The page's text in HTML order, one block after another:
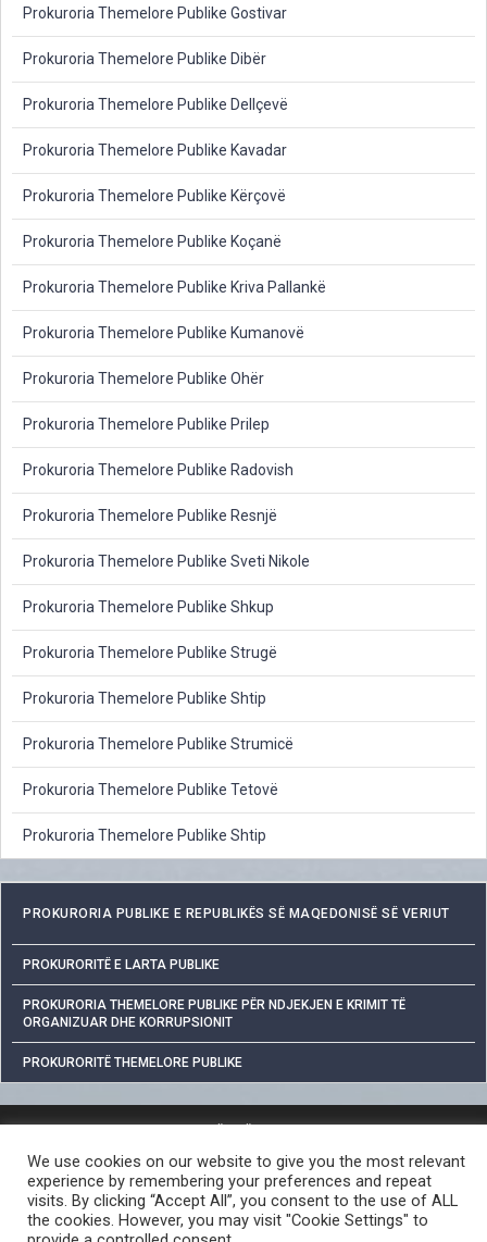
Prokuroria Themelore Publike Gostivar
Prokuroria Themelore Publike Dibër
Prokuroria Themelore Publike Dellçevë
Prokuroria Themelore Publike Kavadar
Prokuroria Themelore Publike Kërçovë
Prokuroria Themelore Publike Koçanë
Prokuroria Themelore Publike Kriva Pallankë
Prokuroria Themelore Publike Kumanovë
Prokuroria Themelore Publike Ohër
Prokuroria Themelore Publike Prilep
Prokuroria Themelore Publike Radovish
Prokuroria Themelore Publike Resnjë
Prokuroria Themelore Publike Sveti Nikole
Prokuroria Themelore Publike Shkup
Prokuroria Themelore Publike Strugë
Prokuroria Themelore Publike Shtip
Prokuroria Themelore Publike Strumicë
Prokuroria Themelore Publike Tetovë
Prokuroria Themelore Publike Shtip
PROKURORIA PUBLIKE E REPUBLIKËS SË MAQEDONISË SË VERIUT
PROKURORITË E LARTA PUBLIKE
PROKURORIA THEMELORE PUBLIKE PËR NDJEKJEN E KRIMIT TË
ORGANIZUAR DHE KORRUPSIONIT
PROKURORITË THEMELORE PUBLIKE
QASJA E LIRË NË INFORMATAT ME KARAKTER PUBLIK
PROCEDURA PËR RAPORTIMIN E VEPRAVE PENALE
LINKE TË DOBISHME
We use cookies on our website to give you the most relevant
experience by remembering your preferences and repeat
visits. By clicking “Accept All”, you consent to the use of ALL
the cookies. However, you may visit "Cookie Settings" to